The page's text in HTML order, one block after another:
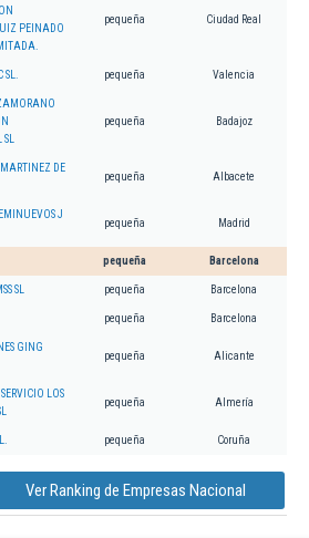
PEINADO
pequeña Ciudad Real
pequeña Valencia
pequeña Badajoz
DE
pequeña Albacete
J
pequeña Madrid
pequeña Barcelona
SL pequeña Barcelona
pequeña Barcelona
GING
pequeña Alicante
LOS
pequeña Almería
pequeña Coruña
Ver Ranking de Empresas Nacional